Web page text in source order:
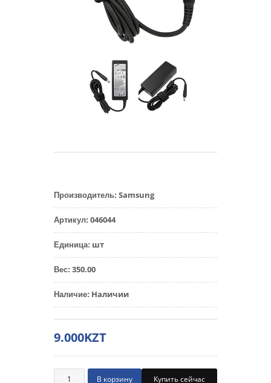
Производитель: Samsung
Артикул: 046044
Единица: шт
Вес: 350.00
Наличие: Наличии
9.000KZT
Купить сейчас